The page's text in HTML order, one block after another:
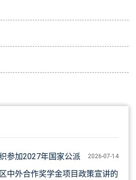
2026-07-14
参加2027年国家公派
中外合作奖学金项目政策宣讲的